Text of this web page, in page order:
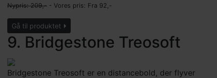
Nypris: 209,- - Vores pris: Fra 92,-
Gå til produktet
9. Bridgestone Treosoft
Bridgestone Treosoft er en distancebold, der flyver